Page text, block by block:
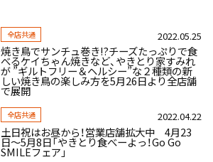
全店共通 2022.05.25
焼き鳥でサンチュ巻き!?チーズたっぷりで食
べるケイちゃん焼きなど、やきとり家すみれ
が ”ギルトフリー＆ヘルシー”な２種類の新
しい焼き鳥の楽しみ方を5月26日より全店舗
で展開
全店共通 2022.04.22
土日祝はお昼から！営業店舗拡大中 4月23
日～5月8日「やきとり食べーよっ！Go Go
SMILEフェア」